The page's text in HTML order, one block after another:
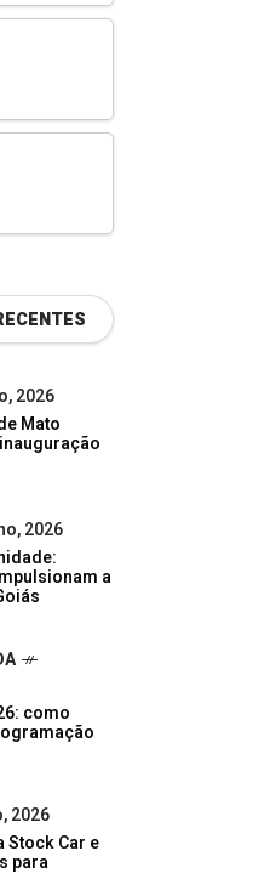
2026
Mato
2026
a
como
2026
Stock Car e
para